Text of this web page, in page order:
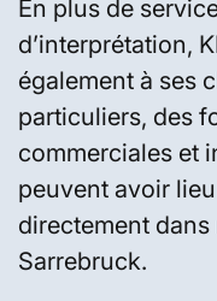
En plus de
d’interprétation,
également à ses
particuliers, des
commerciales et
peuvent avoir
directement
Sarrebruck.